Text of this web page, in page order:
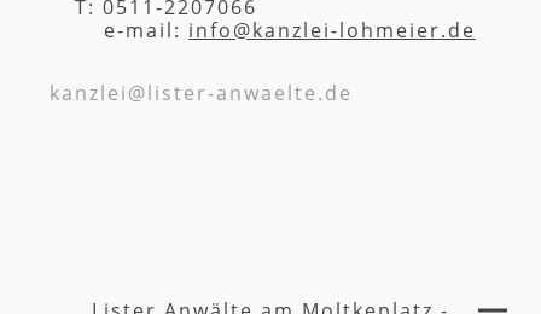
T: 0511-2207066
e-mail: info@kanzlei-lohmeier.de
kanzlei@lister-anwaelte.de